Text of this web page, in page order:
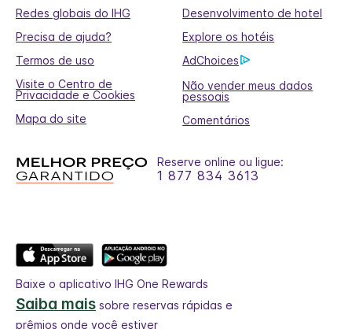
Redes globais do IHG
Desenvolvimento de hotel
Precisa de ajuda?
Explore os hotéis
Termos de uso
AdChoices
Visite o Centro de
Privacidade e Cookies
Não vender meus dados
pessoais
Mapa do site
Comentários
Reserve online ou ligue:
1 877 834 3613
Baixe o aplicativo IHG One Rewards
Saiba mais sobre reservas rápidas e
prêmios onde você estiver